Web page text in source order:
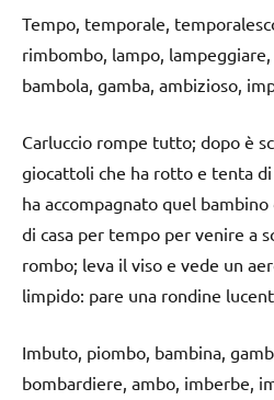
Tempo, temporale,
rimbombo, lampo, lampeggiare,
bambola, gamba, ambizioso,
Carluccio rompe tutto; dopo è
giocattoli che ha rotto e tenta
ha accompagnato quel
di casa per tempo per venire a
rombo; leva il viso e vede un
limpido: pare una rondine
Imbuto, piombo, bambina,
bombardiere, ambo, imberbe,